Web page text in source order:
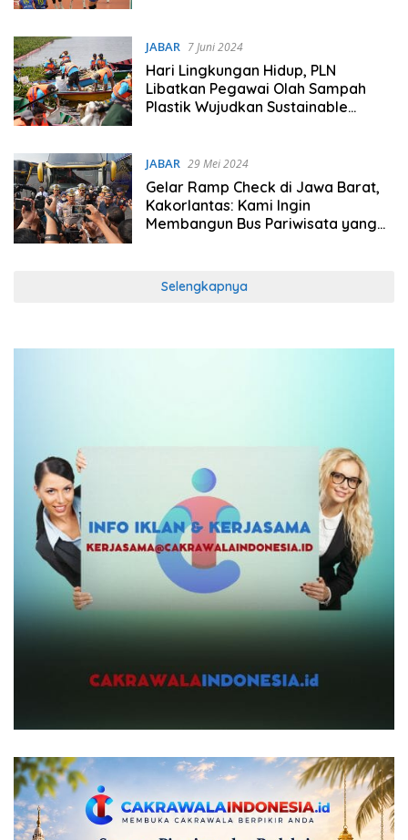
JABAR 7 Juni 2024
Hari Lingkungan Hidup, PLN
Libatkan Pegawai Olah Sampah
Plastik Wujudkan Sustainable
JABAR 29 Mei 2024
Gelar Ramp Check di Jawa Barat,
Kakorlantas: Kami Ingin
Membangun Bus Pariwisata yang
Selengkapnya